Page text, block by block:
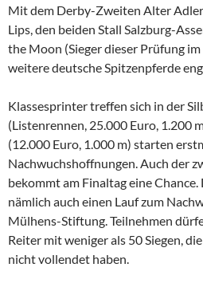
Mit dem Derby-Zweiten Alter
Lips, den beiden Stall Salzburg-
the Moon (Sieger dieser Prüfung
weitere deutsche Spitzenpferde
Klassesprinter treffen sich in der
(Listenrennen, 25.000 Euro, 1.200
(12.000 Euro, 1.000 m) starten
Nachwuchshoffnungen. Auch der
bekommt am Finaltag eine Chance.
nämlich auch einen Lauf zum
Mülhens-Stiftung. Teilnehmen
Reiter mit weniger als 50 Siegen,
nicht vollendet haben.